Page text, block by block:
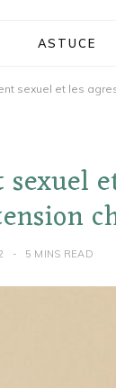
ASTUCE
5 MINS READ